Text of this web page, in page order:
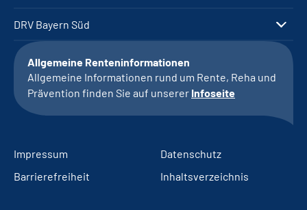
DRV Bayern Süd
Allgemeine Renteninformationen
Allgemeine Informationen rund um Rente, Reha und
Prävention finden Sie auf unserer Infoseite
Impressum
Datenschutz
Barrierefreiheit
Inhaltsverzeichnis